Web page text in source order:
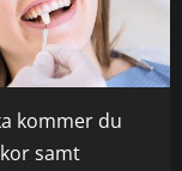
kommer du
samt